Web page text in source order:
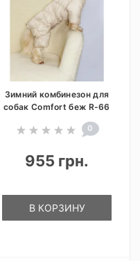
Зимний комбинезон для
собак Comfort беж R-66
0
955 грн.
В КОРЗИНУ